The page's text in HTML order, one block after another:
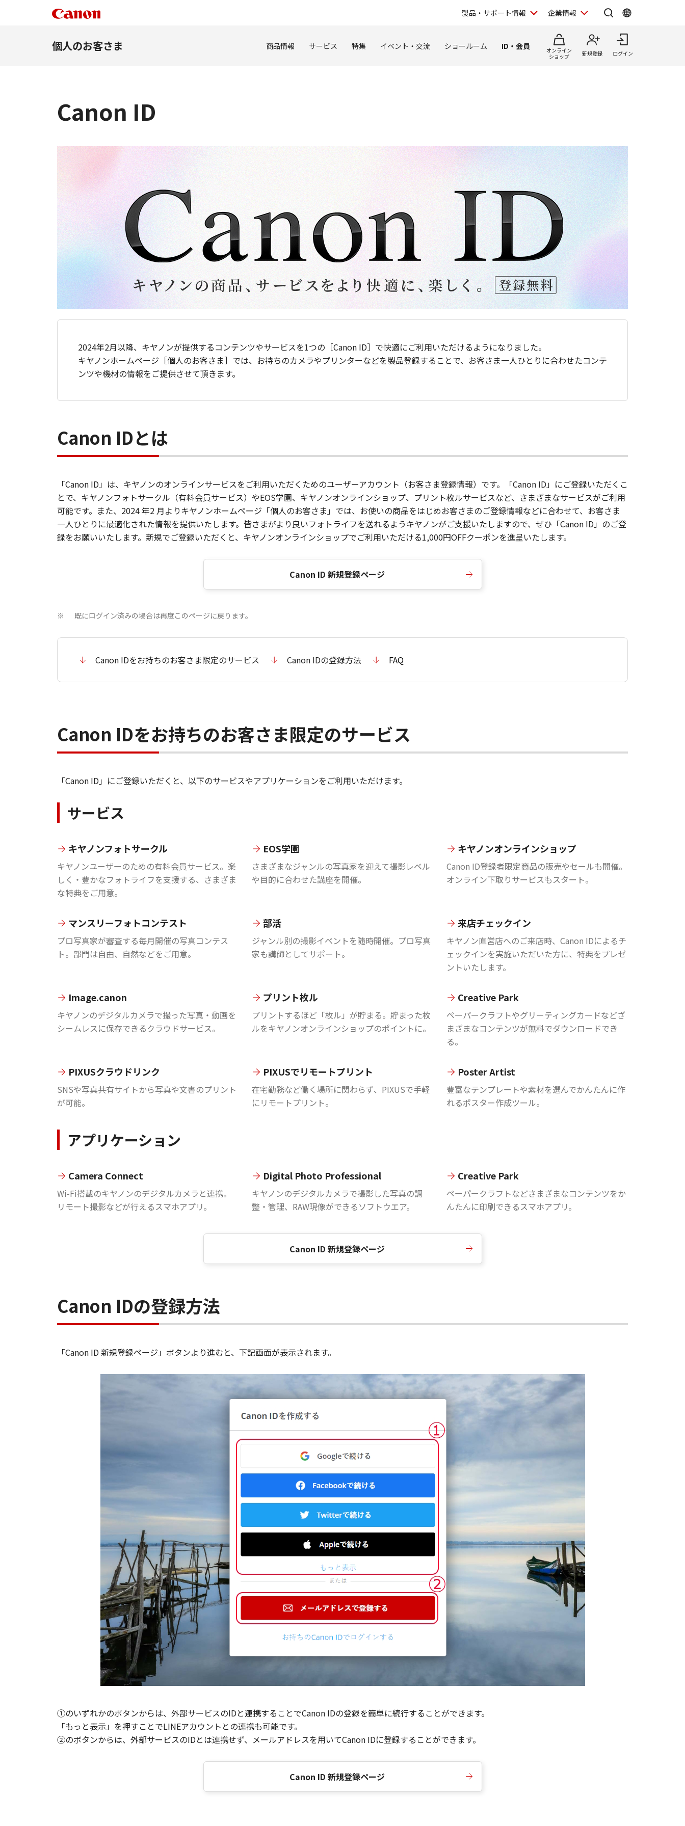
製品・サポート情報 企業情報
個人のお客さま 商品情報 サービス 特集 イベント・交流 ショールーム ID・会員
オンライン
ショップ
新規登録 ログイン
Canon ID
2024年2月以降、キヤノンが提供するコンテンツやサービスを1つの［Canon ID］で快適にご利用いただけるようになりました。
キヤノンホームページ［個人のお客さま］では、お持ちのカメラやプリンターなどを製品登録することで、お客さま一人ひとりに合わせたコンテ
ンツや機材の情報をご提供させて頂きます。
Canon IDとは
「Canon ID」は、キヤノンのオンラインサービスをご利用いただくためのユーザーアカウント（お客さま登録情報）です。「Canon ID」にご登録いただくこ
とで、キヤノンフォトサークル（有料会員サービス）やEOS学園、キヤノンオンラインショップ、プリント枚ルサービスなど、さまざまなサービスがご利用
可能です。また、2024 年2 月よりキヤノンホームページ「個人のお客さま」では、お使いの商品をはじめお客さまのご登録情報などに合わせて、お客さま
一人ひとりに最適化された情報を提供いたします。皆さまがより良いフォトライフを送れるようキヤノンがご支援いたしますので、ぜひ「Canon ID」のご登
録をお願いいたします。新規でご登録いただくと、キヤノンオンラインショップでご利用いただける1,000円OFFクーポンを進呈いたします。
Canon ID 新規登録ページ
※ 既にログイン済みの場合は再度このページに戻ります。
Canon IDをお持ちのお客さま限定のサービス Canon IDの登録方法 FAQ
Canon IDをお持ちのお客さま限定のサービス
「Canon ID」にご登録いただくと、以下のサービスやアプリケーションをご利用いただけます。
サービス
キヤノンフォトサークル
キヤノンユーザーのための有料会員サービス。楽
しく・豊かなフォトライフを支援する、さまざま
な特典をご用意。
EOS学園
さまざまなジャンルの写真家を迎えて撮影レベル
や目的に合わせた講座を開催。
キヤノンオンラインショップ
Canon ID登録者限定商品の販売やセールも開催。
オンライン下取りサービスもスタート。
マンスリーフォトコンテスト
プロ写真家が審査する毎月開催の写真コンテス
ト。部門は自由、自然などをご用意。
部活
ジャンル別の撮影イベントを随時開催。プロ写真
家も講師としてサポート。
来店チェックイン
キヤノン直営店へのご来店時、Canon IDによるチ
ェックインを実施いただいた方に、特典をプレゼ
ントいたします。
Image.canon
キヤノンのデジタルカメラで撮った写真・動画を
シームレスに保存できるクラウドサービス。
プリント枚ル
プリントするほど「枚ル」が貯まる。貯まった枚
ルをキヤノンオンラインショップのポイントに。
Creative Park
ペーパークラフトやグリーティングカードなどざ
まざまなコンテンツが無料でダウンロードでき
る。
PIXUSクラウドリンク
SNSや写真共有サイトから写真や文書のプリント
が可能。
PIXUSでリモートプリント
在宅勤務など働く場所に関わらず、PIXUSで手軽
にリモートプリント。
Poster Artist
豊富なテンプレートや素材を選んでかんたんに作
れるポスター作成ツール。
アプリケーション
Camera Connect
Wi-Fi搭載のキヤノンのデジタルカメラと連携。
リモート撮影などが行えるスマホアプリ。
Digital Photo Professional
キヤノンのデジタルカメラで撮影した写真の調
整・管理、RAW現像ができるソフトウエア。
Creative Park
ペーパークラフトなどさまざまなコンテンツをか
んたんに印刷できるスマホアプリ。
Canon ID 新規登録ページ
Canon IDの登録方法
「Canon ID 新規登録ページ」ボタンより進むと、下記画面が表示されます。
①のいずれかのボタンからは、外部サービスのIDと連携することでCanon IDの登録を簡単に続行することができます。
「もっと表示」を押すことでLINEアカウントとの連携も可能です。
②のボタンからは、外部サービスのIDとは連携せず、メールアドレスを用いてCanon IDに登録することができます。
Canon ID 新規登録ページ